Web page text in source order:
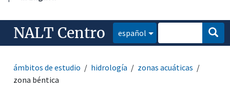
NALT Centro español
ámbitos de estudio hidrología
zonas acuáticas
zona béntica